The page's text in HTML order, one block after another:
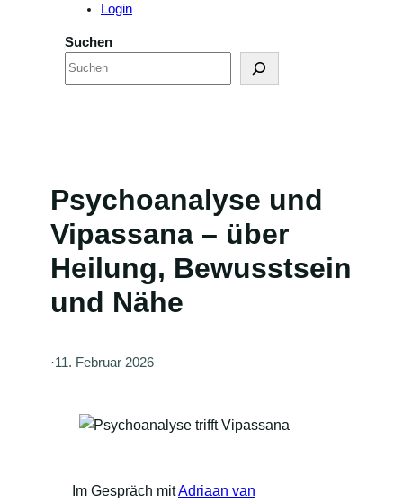
Login
Suchen
Psychoanalyse und
Vipassana – über
Heilung, Bewusstsein
und Nähe
·11. Februar 2026
Im Gespräch mitAdriaan van